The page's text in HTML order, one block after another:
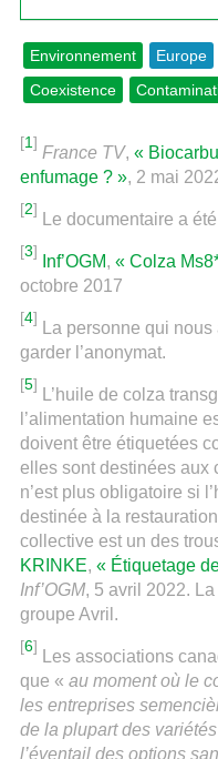
Environnement Europe
Coexistence
[1]
France TV, «
enfumage ? », 2 mai
[2]
Le documentaire a
[3]
Inf’OGM, « Colza
octobre 2017
[4]
La personne qui
garder l’anonymat.
[5]
L’huile de colza
l’alimentation humaine
doivent être étiquetées
elles sont destinées aux
n’est plus obligatoire si
destinée à la
collective est un des
KRINKE, « Étiquetage
Inf’OGM, 5 avril 2022.
groupe Avril.
[6]
Les associations
que « au moment où le
les entreprises
de la plupart des
l’éventail des options